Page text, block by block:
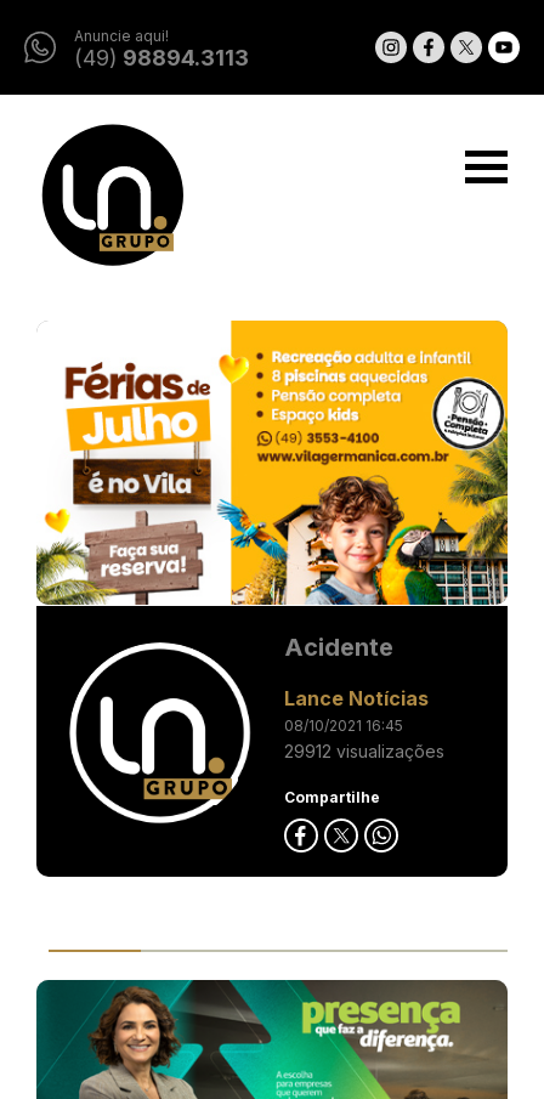
Anuncie aqui!
(49) 98894.3113
Acidente
Lance Notícias
08/10/2021 16:45
29912 visualizações
Compartilhe